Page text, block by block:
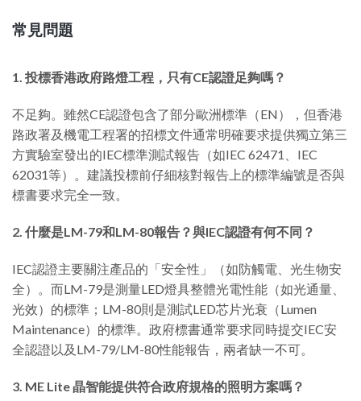
常見問題
1. 投標香港政府路燈工程，只有CE認證足夠嗎？
不足夠。雖然CE認證包含了部分歐洲標準（EN），但香港
路政署及機電工程署的招標文件通常明確要求提供獨立第三
方實驗室發出的IEC標準測試報告（如IEC 62471、IEC
62031等）。建議投標前仔細核對報告上的標準編號是否與
標書要求完全一致。
2. 什麼是LM-79和LM-80報告？與IEC認證有何不同？
IEC認證主要關注產品的「安全性」（如防觸電、光生物安
全）。而LM-79是測量LED燈具整體光電性能（如光通量、
光效）的標準；LM-80則是測試LED芯片光衰（Lumen
Maintenance）的標準。政府標書通常要求同時提交IEC安
全認證以及LM-79/LM-80性能報告，兩者缺一不可。
3. ME Lite 晶智能提供符合政府規格的照明方案嗎？